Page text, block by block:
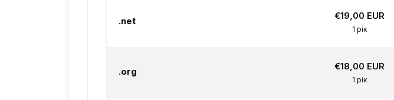
.net €19,00 EUR
1 рік
.org €18,00 EUR
1 рік